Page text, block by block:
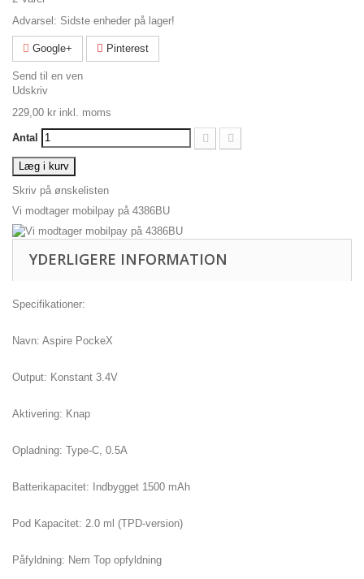
Advarsel: Sidste enheder på lager!
Google+ Pinterest
Send til en ven
Udskriv
229,00 kr inkl. moms
Antal
Læg i kurv
Skriv på ønskelisten
Vi modtager mobilpay på 4386BU
YDERLIGERE INFORMATION
Specifikationer:
Navn: Aspire PockeX
Output: Konstant 3.4V
Aktivering: Knap
Opladning: Type-C, 0.5A
Batterikapacitet: Indbygget 1500 mAh
Pod Kapacitet: 2.0 ml (TPD-version)
Påfyldning: Nem Top opfyldning